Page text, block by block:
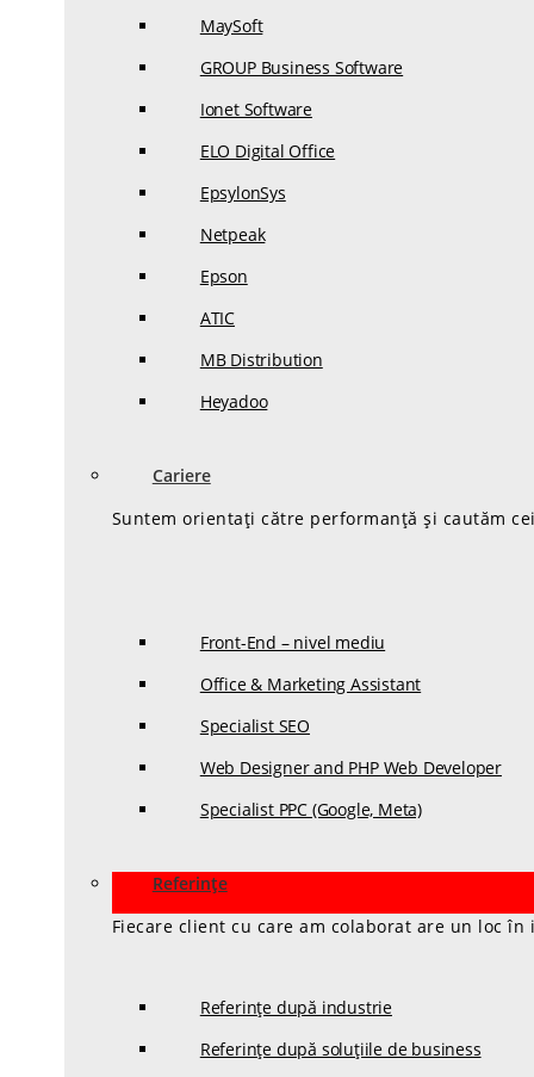
MaySoft
GROUP Business Software
Ionet Software
ELO Digital Office
EpsylonSys
Netpeak
Epson
ATIC
MB Distribution
Heyadoo
Cariere
Suntem orientați către performanță și cautăm
Front-End – nivel mediu
Office & Marketing Assistant
Specialist SEO
Web Designer and PHP Web Developer
Specialist PPC (Google, Meta)
Referințe
Fiecare client cu care am colaborat are un loc
Referințe după industrie
Referințe după soluțiile de business